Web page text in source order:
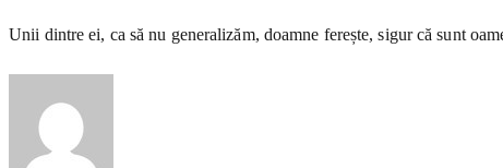
Unii dintre ei, ca să nu generalizăm, doamne ferește, sigur că sunt